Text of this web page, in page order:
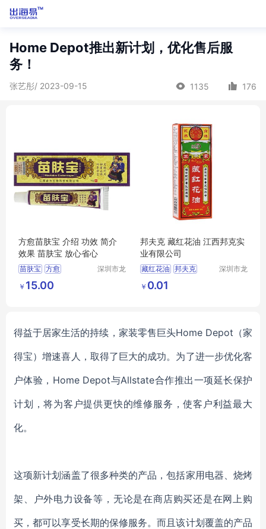
Home Depot推出新计划，优化售后服
务！
张艺彤/ 2023-09-15 1135 176
方愈苗肤宝 介绍 功效 简介
效果 苗肤宝 放心省心
苗肤宝 方愈
方愈苗肤宝
深圳市龙
￥ 15.00
邦夫克 藏红花油 江西邦克实
业有限公司
藏红花油 邦夫克
深圳市龙
￥ 0.01
得益于居家生活的持续，家装零售巨头Home Depot（家
得宝）增速喜人，取得了巨大的成功。为了进一步优化客
户体验，Home Depot与Allstate合作推出一项延长保护
计划，将为客户提供更快的维修服务，使客户利益最大
化。
这项新计划涵盖了很多种类的产品，包括家用电器、烧烤
架、户外电力设备等，无论是在商店购买还是在网上购
买，都可以享受长期的保修服务。而且该计划覆盖的产品